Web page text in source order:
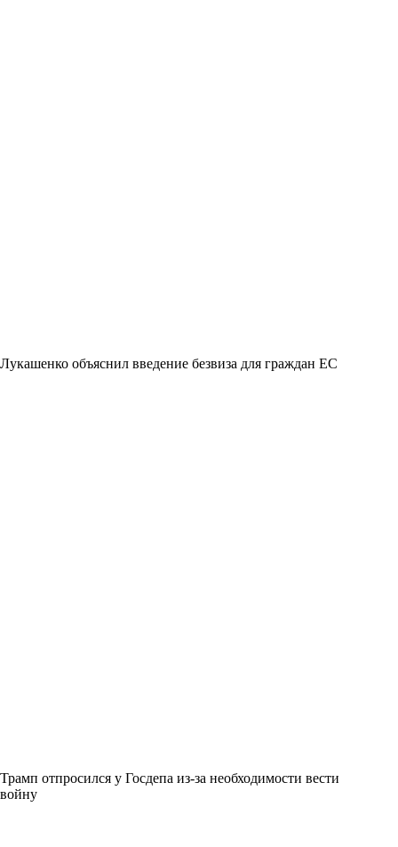
Лукашенко объяснил введение безвиза для граждан ЕС
Трамп отпросился у Госдепа из-за необходимости вести
войну